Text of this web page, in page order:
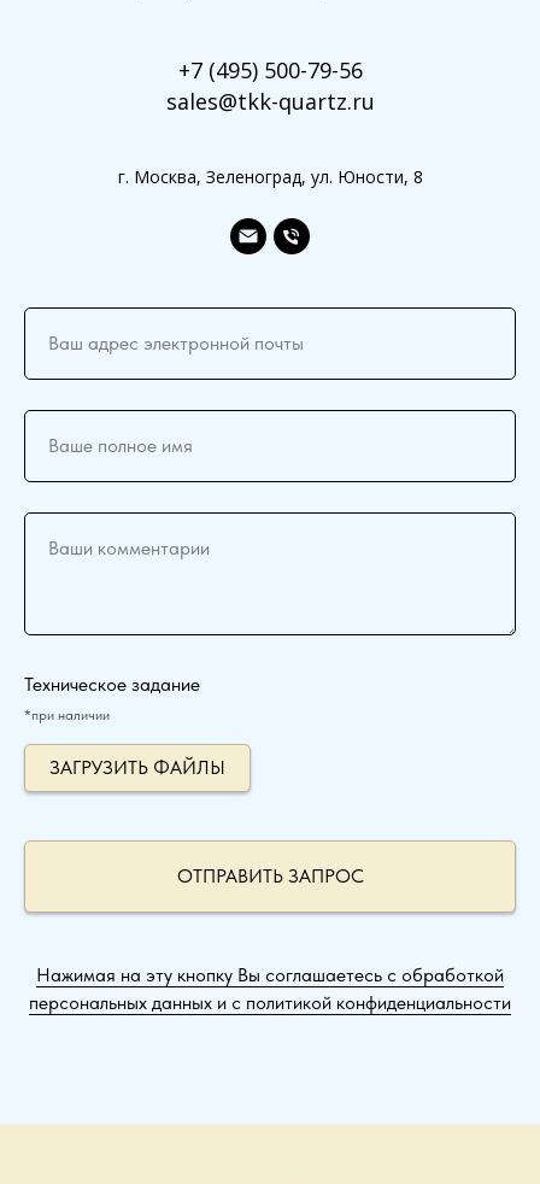
+7 (495) 500-79-56
sales@tkk-quartz.ru
г. Москва, Зеленоград, ул. Юности, 8
Ваш адрес электронной почты
Ваше полное имя
Ваши комментарии
Техническое задание
*при наличии
ЗАГРУЗИТЬ ФАЙЛЫ
ОТПРАВИТЬ ЗАПРОС
Нажимая на эту кнопку Вы соглашаетесь с обработкой
персональных данных и с политикой конфиденциальности